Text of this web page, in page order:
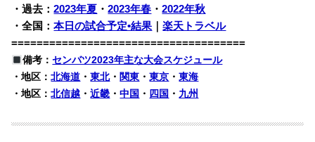
・過去：2023年夏 ・2023年春 ・2022年秋
・全国：本日の試合予定•結果 ｜楽天トラベル
=====================================
備考：センバツ2023年主な大会スケジュール
・地区：北海道 ・東北・ 関東 ・東京 ・東海
・地区：北信越 ・近畿 ・中国 ・ 四国 ・ 九州